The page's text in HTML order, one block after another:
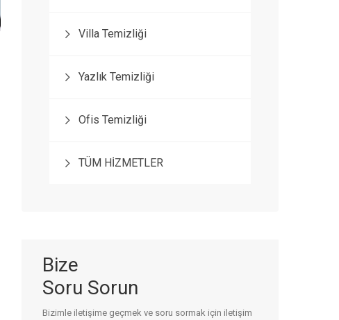
Villa Temizliği
Yazlık Temizliği
Ofis Temizliği
TÜM HİZMETLER
Bize
Soru Sorun
Bizimle iletişime geçmek ve soru sormak için iletişim